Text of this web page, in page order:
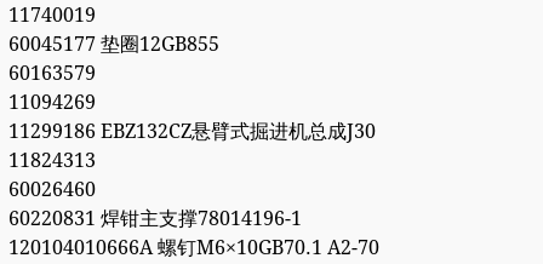
11740019
60045177 垫圈12GB855
60163579
11094269
11299186 EBZ132CZ悬臂式掘进机总成J30
11824313
60026460
60220831 焊钳主支撑78014196-1
120104010666A 螺钉M6×10GB70.1 A2-70